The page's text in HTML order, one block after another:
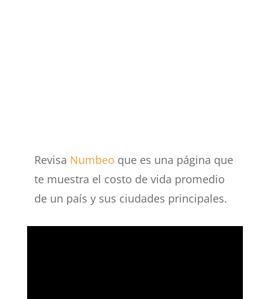
Revisa Numbeo que es una página que
te muestra el costo de vida promedio
de un país y sus ciudades principales.